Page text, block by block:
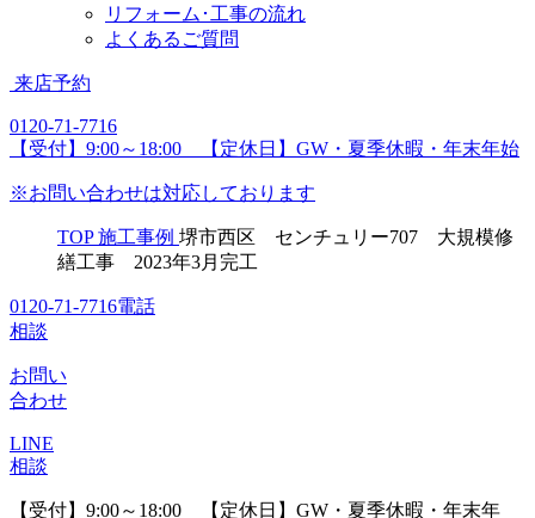
リフォーム･工事の流れ
よくあるご質問
来店予約
0120-71-7716
【受付】9:00～18:00 【定休日】GW・夏季休暇・年末年始
※お問い合わせは対応しております
TOP 施工事例 堺市西区 センチュリー707 大規模修
繕工事 2023年3月完工
0120-71-7716電話
相談
お問い
合わせ
LINE
相談
【受付】9:00～18:00 【定休日】GW・夏季休暇・年末年